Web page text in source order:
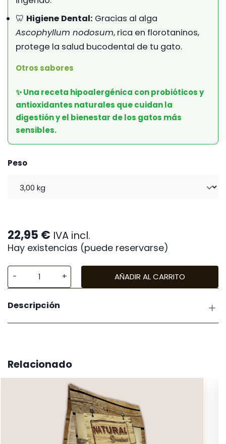
🦷 Higiene Dental: Gracias al alga
Ascophyllum nodosum, rica en florotaninos,
protege la salud bucodental de tu gato.
Otros sabores
✨ Una receta hipoalergénica con probióticos y
antioxidantes naturales que cuidan la
digestión y el bienestar de los gatos más
sensibles.
Peso
22,95 € IVA incl.
Hay existencias (puede reservarse)
Grain
Free
Pavo
cantidad
AÑADIR AL CARRITO
Descripción
Relacionado